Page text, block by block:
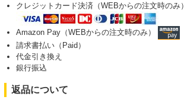
クレジットカード決済（WEBからの注文時のみ）
Amazon Pay（WEBからの注文時のみ）
請求書払い（Paid）
代金引き換え
銀行振込
返品について